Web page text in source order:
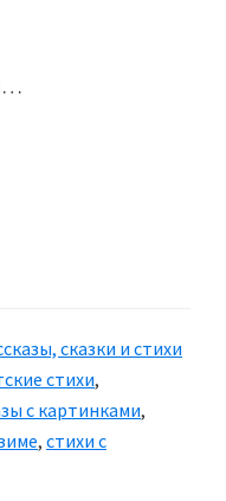
сказки и стихи
стихи,
с картинками,
, стихи с